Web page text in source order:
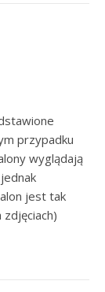
przypadku
wyglądają
jest tak